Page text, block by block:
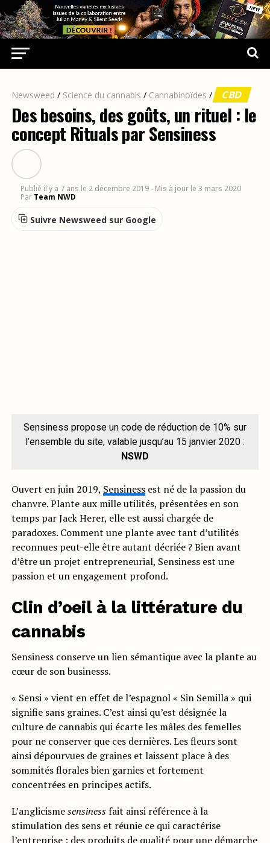
Newsweed / Science du cannabis / Cannabinoïdes / CBD
Des besoins, des goûts, un rituel : le
concept Rituals par Sensiness
Publié il y a 7 ans le 2 décembre 2019 - Mis à jour le 3 mars 2020
Par Team NWD
Suivre Newsweed sur Google
Sensiness propose un code de réduction de 10% sur
l’ensemble du site, valable jusqu’au 15 janvier 2020 :
NSWD
Ouvert en juin 2019, Sensinessest né de la passion du
chanvre. Plante aux mille utilités, présentées en son
temps par Jack Herer, elle est aussi chargée de
paradoxes. Comment une plante avec tant d’utilités
reconnues peut-elle être autant décriée ? Bien avant
d’être un projet entrepreneurial, Sensiness est une
passion et un engagement profond.
Clin d’oeil à la littérature du
cannabis
Sensiness conserve un lien sémantique avec la plante au
cœur de son businesss.
« Sensi » vient en effet de l’espagnol « Sin Semilla » qui
signifie sans graines. C’est ainsi qu’est désignée la
culture de cannabis qui écarte les mâles des femelles
pour ne conserver que ces dernières. Les fleurs sont
ainsi dépourvues de graines et laissent place à des
sommités florales bien garnies et fortement
concentrées en principes actifs.
L’anglicismesensinessfait ainsi référence à la
stimulation des sens et réunie ce qui caractérise
l’entreprise : des produits de qualité pour une démarche